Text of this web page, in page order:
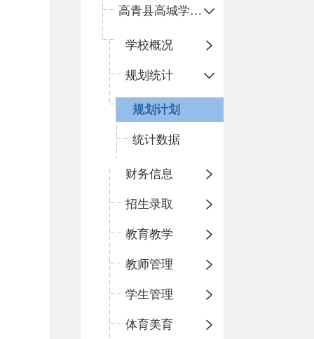
高青县高城学区中心小学
学校概况
规划统计
规划计划
统计数据
财务信息
招生录取
教育教学
教师管理
学生管理
体育美育